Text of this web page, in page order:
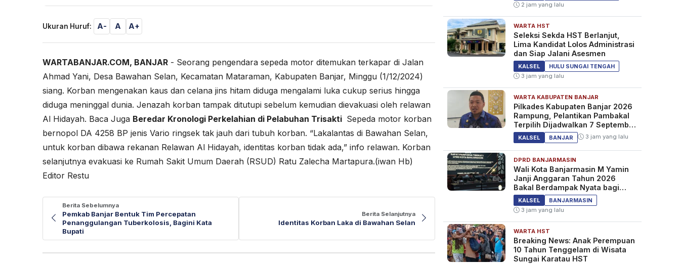
Ukuran Huruf: A- A A+
WARTABANJAR.COM, BANJAR - Seorang pengendara sepeda motor ditemukan terkapar di Jalan
Ahmad Yani, Desa Bawahan Selan, Kecamatan Mataraman, Kabupaten Banjar, Minggu (1/12/2024)
siang. Korban mengenakan kaus dan celana jins hitam diduga mengalami luka cukup serius hingga
diduga meninggal dunia. Jenazah korban tampak ditutupi sebelum kemudian dievakuasi oleh relawan
Al Hidayah. Baca Juga Beredar Kronologi Perkelahian di Pelabuhan Trisakti Sepeda motor korban
bernopol DA 4258 BP jenis Vario ringsek tak jauh dari tubuh korban. “Lakalantas di Bawahan Selan,
untuk korban dibawa rekanan Relawan Al Hidayah, identitas korban tidak ada,” info relawan. Korban
selanjutnya evakuasi ke Rumah Sakit Umum Daerah (RSUD) Ratu Zalecha Martapura.(iwan Hb)
Editor Restu
Berita Sebelumnya
Pemkab Banjar Bentuk Tim Percepatan
Penanggulangan Tuberkolosis, Bagini Kata
Bupati
Berita Selanjutnya
Identitas Korban Laka di Bawahan Selan
2 jam yang lalu
WARTA HST
Seleksi Sekda HST Berlanjut,
Lima Kandidat Lolos Administrasi
dan Siap Jalani Asesmen
KALSEL
HULU SUNGAI TENGAH
3 jam yang lalu
WARTA KABUPATEN BANJAR
Pilkades Kabupaten Banjar 2026
Rampung, Pelantikan Pambakal
Terpilih Dijadwalkan 7 September
2026
KALSEL BANJAR 3 jam yang lalu
DPRD BANJARMASIN
Wali Kota Banjarmasin M Yamin
Janji Anggaran Tahun 2026
Bakal Berdampak Nyata bagi
Masyarakat&nbsp;
KALSEL
BANJARMASIN
3 jam yang lalu
WARTA HST
Breaking News: Anak Perempuan
10 Tahun Tenggelam di Wisata
Sungai Karatau HST